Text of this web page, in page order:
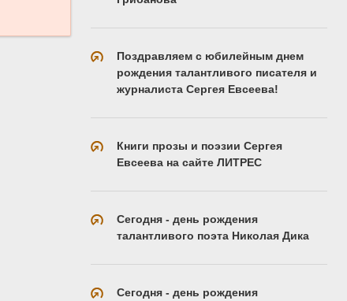
Поздравляем с юбилейным днем
рождения талантливого писателя и
журналиста Сергея Евсеева!
Книги прозы и поэзии Сергея
Евсеева на сайте ЛИТРЕС
Сегодня - день рождения
талантливого поэта Николая Дика
Сегодня - день рождения